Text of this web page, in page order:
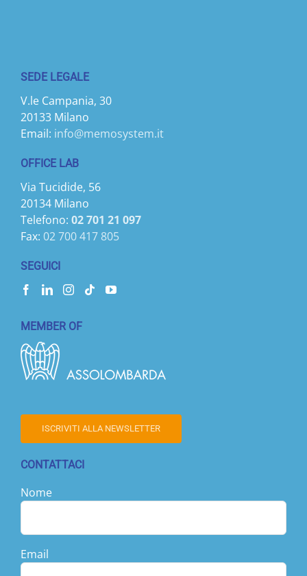
SEDE LEGALE
V.le Campania, 30
20133 Milano
Email: info@memosystem.it
OFFICE LAB
Via Tucidide, 56
20134 Milano
Telefono: 02 701 21 097
Fax: 02 700 417 805
SEGUICI
MEMBER OF
ISCRIVITI ALLA NEWSLETTER
CONTATTACI
Nome
Email